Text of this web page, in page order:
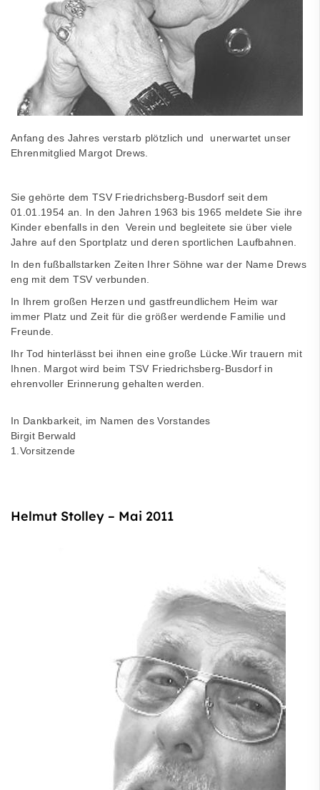
Anfang des Jahres verstarb plötzlich und unerwartet unser
Ehrenmitglied Margot Drews.
Sie gehörte dem TSV Friedrichsberg-Busdorf seit dem
01.01.1954 an. In den Jahren 1963 bis 1965 meldete Sie ihre
Kinder ebenfalls in den Verein und begleitete sie über viele
Jahre auf den Sportplatz und deren sportlichen Laufbahnen.
In den fußballstarken Zeiten Ihrer Söhne war der Name Drews
eng mit dem TSV verbunden.
In Ihrem großen Herzen und gastfreundlichem Heim war
immer Platz und Zeit für die größer werdende Familie und
Freunde.
Ihr Tod hinterlässt bei ihnen eine große Lücke.Wir trauern mit
Ihnen. Margot wird beim TSV Friedrichsberg-Busdorf in
ehrenvoller Erinnerung gehalten werden.
In Dankbarkeit, im Namen des Vorstandes
Birgit Berwald
1.Vorsitzende
Helmut Stolley – Mai 2011